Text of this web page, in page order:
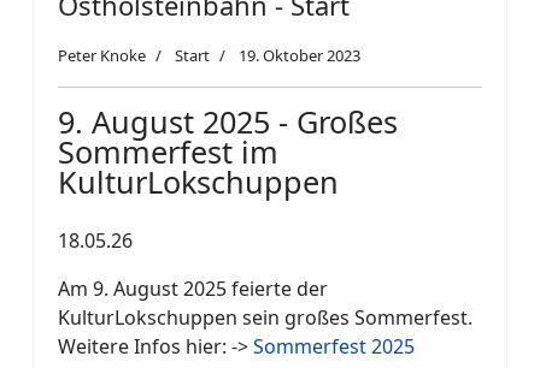
Peter Knoke Start 19. Oktober 2023
9. August 2025 - Großes
Sommerfest im
KulturLokschuppen
18.05.26
Am 9. August 2025 feierte der
KulturLokschuppen sein großes Sommerfest.
Weitere Infos hier: ->Sommerfest 2025